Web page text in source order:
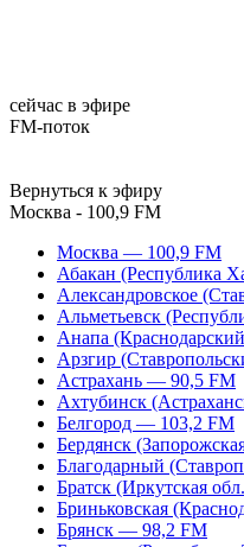
сейчас в эфире
FM-поток
Вернуться к эфиру
Москва - 100,9 FM
Москва — 100,9 FM
Абакан (Республика
Александровское
Альметьевск
Анапа
Арзгир
Астрахань — 90,5 FM
Ахтубинск
Белгород — 103,2 FM
Бердянск
Благодарный
Братск (Иркутская
Бриньковская
Брянск — 98,2 FM